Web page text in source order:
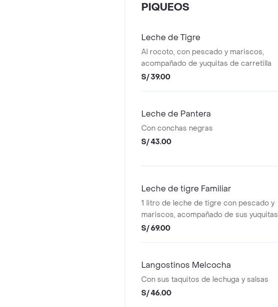
PIQUEOS
Leche de Tigre
Al rocoto, con pescado y mariscos,
acompañado de yuquitas de carretilla
S/ 39.00
Leche de Pantera
Con conchas negras
S/ 43.00
Leche de tigre Familiar
1 litro de leche de tigre con pescado y
mariscos, acompañado de sus yuquitas
de carretilla
S/ 69.00
Langostinos Melcocha
Con sus taquitos de lechuga y salsas
S/ 46.00